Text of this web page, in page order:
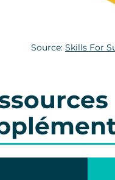
Source: Skills For